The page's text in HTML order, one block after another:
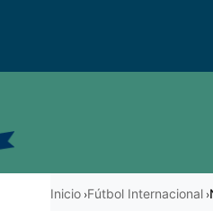
Inicio ›Fútbol Internacional ›